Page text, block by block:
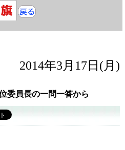
2014年3月17日(月)
委員長の一問一答から